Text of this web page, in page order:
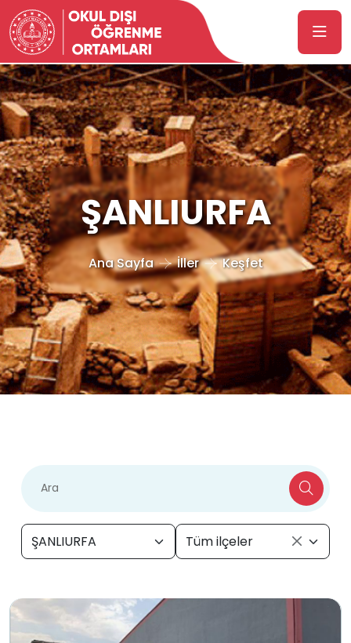
ŞANLIURFA
Ana Sayfa İller Keşfet
ŞANLIURFA Tüm ilçeler